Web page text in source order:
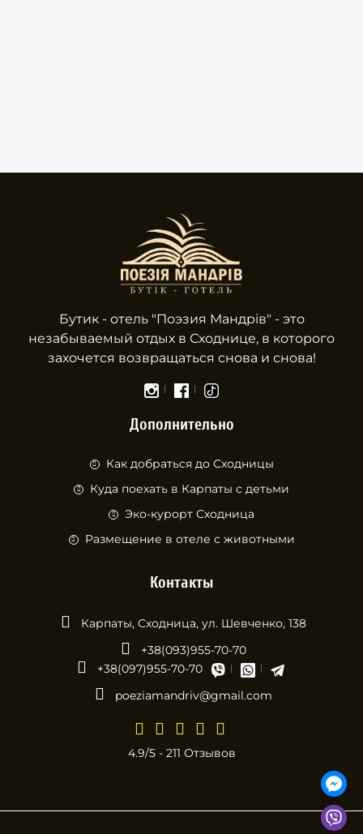
Контакты
Карпаты, Сходница, ул. Шевченко, 138
+38(093)955-70-70
+38(097)955-70-70
poeziamandriv@gmail.com
4.9/5 - 211 Отзывов
Бутик - отель "Поэзия Мандрів" - это
незабываемый отдых в Сходнице, в которого
захочется возвращаться снова и снова!
Дополнительно
Как добраться до Сходницы
Куда поехать в Карпаты с детьми
Эко-курорт Сходница
Размещение в отеле с животными